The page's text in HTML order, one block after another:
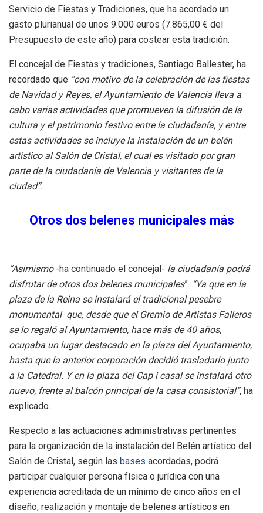
Servicio de Fiestas y Tradiciones, que ha acordado un
gasto plurianual de unos 9.000 euros (7.865,00 € del
Presupuesto de este año) para costear esta tradición.
El concejal de Fiestas y tradiciones, Santiago Ballester, ha
recordado que “con motivo de la celebración de las fiestas
de Navidad y Reyes, el Ayuntamiento de Valencia lleva a
cabo varias actividades que promueven la difusión de la
cultura y el patrimonio festivo entre la ciudadanía, y entre
estas actividades se incluye la instalación de un belén
artístico al Salón de Cristal, el cual es visitado por gran
parte de la ciudadanía de Valencia y visitantes de la
ciudad”.
Otros dos belenes municipales más
“Asimismo-ha continuado el concejal- la ciudadanía podrá
disfrutar de otros dos belenes municipales”. “Ya que en la
plaza de la Reina se instalará el tradicional pesebre
monumental que, desde que el Gremio de Artistas Falleros
se lo regaló al Ayuntamiento, hace más de 40 años,
ocupaba un lugar destacado en la plaza del Ayuntamiento,
hasta que la anterior corporación decidió trasladarlo junto
a la Catedral. Y en la plaza del Cap i casal se instalará otro
nuevo, frente al balcón principal de la casa consistorial”, ha
explicado.
Respecto a las actuaciones administrativas pertinentes
para la organización de la instalación del Belén artístico del
Salón de Cristal, según las bases acordadas, podrá
participar cualquier persona física o jurídica con una
experiencia acreditada de un mínimo de cinco años en el
diseño, realización y montaje de belenes artísticos en